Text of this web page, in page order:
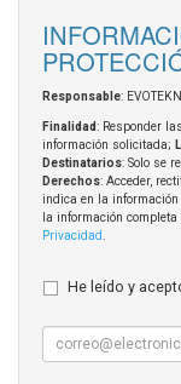
Responsable:
Finalidad: Responder
información solicitada;
Destinatarios: Solo se
Derechos: Acceder,
indica en la
la información
Privacidad
He leído y